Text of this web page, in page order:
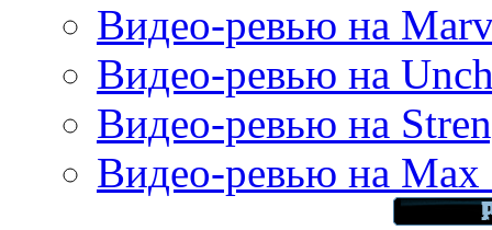
Видео-ревью на
Видео-ревью на
Видео-ревью на
Видео-ревью на Max